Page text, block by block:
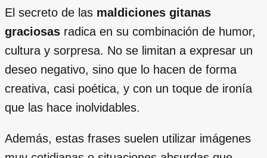
El secreto de las maldiciones gitanas
graciosas radica en su combinación de humor,
cultura y sorpresa. No se limitan a expresar un
deseo negativo, sino que lo hacen de forma
creativa, casi poética, y con un toque de ironía
que las hace inolvidables.
Además, estas frases suelen utilizar imágenes